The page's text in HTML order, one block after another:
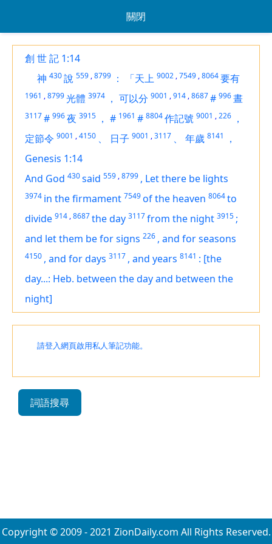
關閉
創 世 記 1:14
神 430說 559 ,8799 ： 「天上 9002 ,7549 ,8064要有
1961 ,8799光體 3974 ， 可以分 9001 ,914 ,8687# 996晝
3117# 996夜 3915 ， # 1961 # 8804作記號 9001 ,226 ，
定節令 9001 ,4150 、 日子 9001 ,3117 、 年歲 8141
，
Genesis 1:14
And God 430said 559 ,8799 , Let there be lights
3974 in the firmament 7549of the heaven 8064to
divide 914 ,8687the day 3117from the night 3915 ;
and let them be for signs 226 , and for seasons
4150 , and for days 3117 , and years 8141 : [the
day...: Heb. between the day and between the
night]
請登入網頁啟用私人筆記功能。
詞語搜尋
Copyright © 2009 - 2021 ZionDaily.com All Rights Reserved.